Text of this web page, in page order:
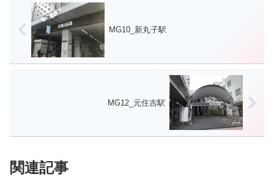
MG10_新丸子駅
MG12_元住吉駅
関連記事